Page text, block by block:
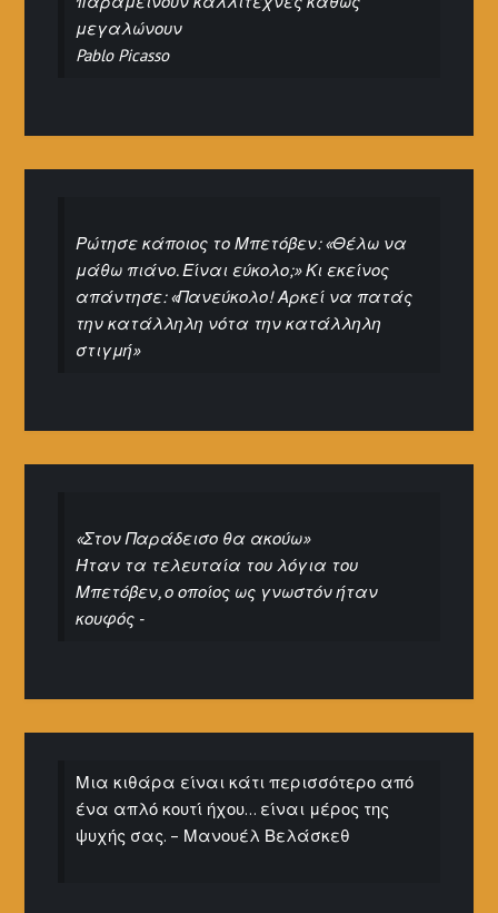
μεγαλώνουν
Pablo Picasso
Ρώτησε κάποιος το Μπετόβεν: «Θέλω να
μάθω πιάνο. Είναι εύκολο;» Κι εκείνος
απάντησε: «Πανεύκολο! Αρκεί να πατάς
την κατάλληλη νότα την κατάλληλη
στιγμή»
«Στον Παράδεισο θα ακούω»
Ήταν τα τελευταία του λόγια του
Μπετόβεν, ο οποίος ως γνωστόν ήταν
κουφός -
Μια κιθάρα είναι κάτι περισσότερο από
ένα απλό κουτί ήχου… είναι μέρος της
ψυχής σας. – Μανουέλ Βελάσκεθ